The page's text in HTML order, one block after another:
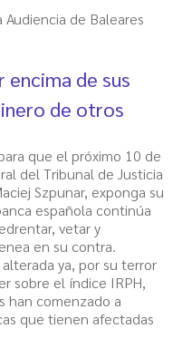
encima de sus
de otros
que el próximo 10 de
del Tribunal de Justicia
Szpunar, exponga su
española continúa
vetar y
en su contra.
ya, por su terror
sobre el índice IRPH,
han comenzado a
que tienen afectadas